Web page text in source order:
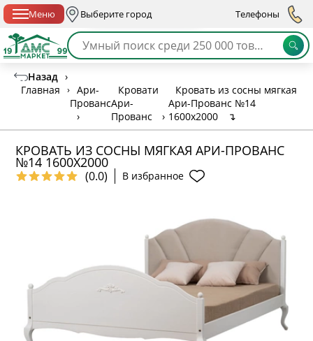
Меню Выберите город Телефоны
Назад ›
Главная
› Ари-
Прованс
›
Кровати
Ари-
Прованс
›
Кровать из сосны мягкая
Ари-Прованс №14
1600х2000
↴
КРОВАТЬ ИЗ СОСНЫ МЯГКАЯ АРИ-ПРОВАНС
№14 1600Х2000
(0.0) В избранное